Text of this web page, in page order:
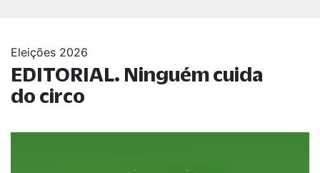
Eleições 2026
EDITORIAL. Ninguém cuida
do circo